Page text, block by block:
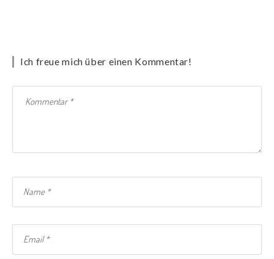
Ich freue mich über einen Kommentar!